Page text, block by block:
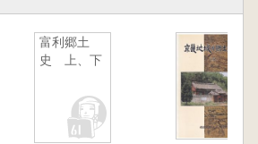
富利郷土
史 上、下